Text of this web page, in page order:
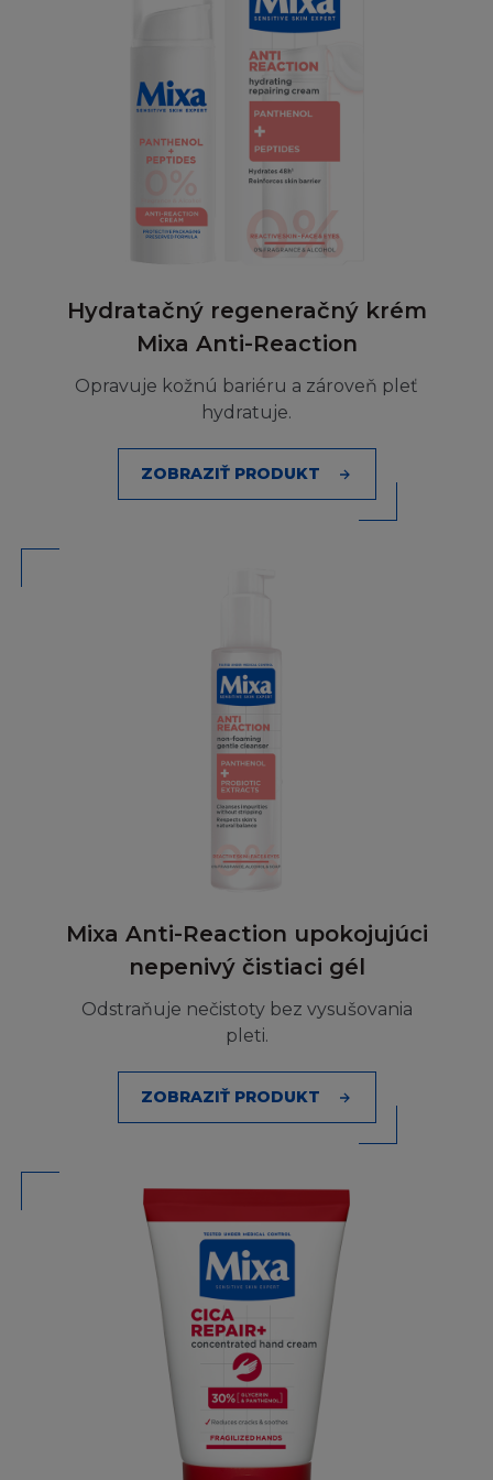
Hydratačný regeneračný krém
Mixa Anti-Reaction
Opravuje kožnú bariéru a zároveň pleť
hydratuje.
ZOBRAZIŤ PRODUKT
Mixa Anti-Reaction upokojujúci
nepenivý čistiaci gél
Odstraňuje nečistoty bez vysušovania
pleti.
ZOBRAZIŤ PRODUKT
záruky tak, že některé nebo všechny výše
zmíněné výjimky se na vás nevztahují.
L´Oréal nezaručuje kompatibilnost s vaším
počítačovým vybavením nebo nepřítomnost
chyb, virů, červů nebo "Trojských koňů" na
L´Oréal nemá odpovědnost za škodu
způsobenou těmito škodlivými jevy a kódy.
L´Oréal nenese odpovědnost za Obsah
poskytnutý třetími osobami. L´Oréal také
není odpovědný za spolehlivost nebo stálou
dostupnost telefonních linek a zařízení, které
Tyto podmínky neovlivňují vaše zákonná
práva nebo vaše nároky jako spotřebitele.
Stránky, včetně jejího Obsahu, je pouze na
Vaše vlastní nebezpečí. V případě, že
nebudete se Stránkou, Podmínkami, či
Obsahem spokojeni, doporučujeme přerušit
V případě podvodu a osobní újmy nebo smrti
do míry, která vyústila z nedbalosti L´Oréal,
nebude v žádném případě firma L´Oréal
zvláštní, nepřímé, náhodné nebo nešťastné
poškození, škodu nebo ušlý zisku, nebo za
jakoukoliv jinou ztrátu ať z pohledu záruky,
smlouvy, přestupku (včetně nedbalosti) nebo
jinak, přestože je firma L´Oréal informována o
náhradě škody tím nejsou dotčena.
MÍSTNÍ ZÁKONY A NAŘÍZENÍ
Stránka není určena osobě, pokud jí z
jakéhokoliv důvodu není dovoleno
publikování nebo zpřístupnění Stránky. Ti,
kterým je z tohoto titulu přístup zakázán, se
na stránku nesmí připojit.
Firma L´Oréal netvrdí, že jak Stránka tak
Obsah jsou vhodné k používání nebo jsou
povoleny místními zákony příslušné
jurisdikce. Ti, kteří se připojí na stránku tak činí
z vlastního popudu a nesou vlastní